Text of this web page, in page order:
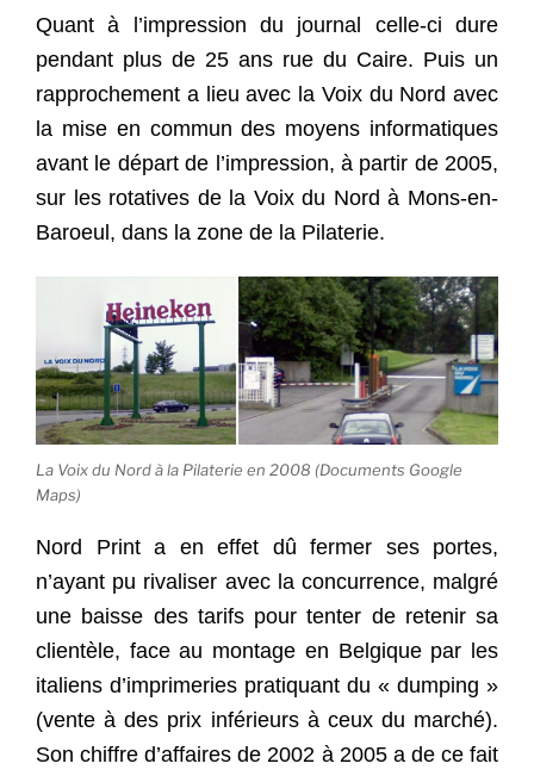
Quant à l’impression du journal celle-ci dure
pendant plus de 25 ans rue du Caire. Puis un
rapprochement a lieu avec la Voix du Nord avec
la mise en commun des moyens informatiques
avant le départ de l’impression, à partir de 2005,
sur les rotatives de la Voix du Nord à Mons-en-
Baroeul, dans la zone de la Pilaterie.
La Voix du Nord à la Pilaterie en 2008 (Documents Google
Maps)
Nord Print a en effet dû fermer ses portes,
n’ayant pu rivaliser avec la concurrence, malgré
une baisse des tarifs pour tenter de retenir sa
clientèle, face au montage en Belgique par les
italiens d’imprimeries pratiquant du « dumping »
(vente à des prix inférieurs à ceux du marché).
Son chiffre d’affaires de 2002 à 2005 a de ce fait